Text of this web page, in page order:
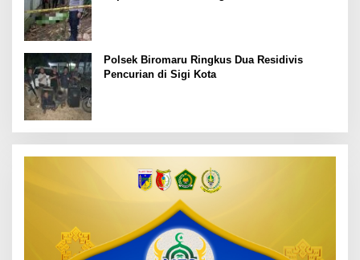
Polsek Biromaru Ringkus Dua Residivis
Pencurian di Sigi Kota